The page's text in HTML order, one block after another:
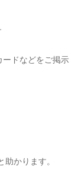
ドなどをご掲示
かります。